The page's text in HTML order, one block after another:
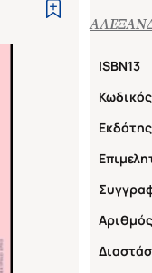
ISBN13
Εκδότης